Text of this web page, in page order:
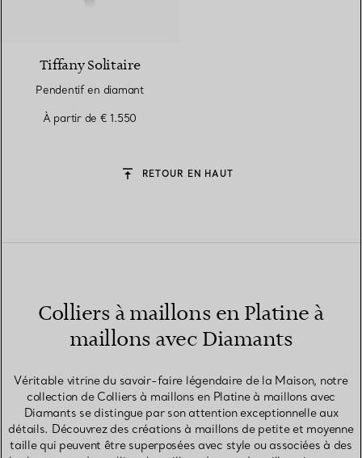
Tiffany Solitaire
Pendentif en diamant
À partir de € 1.550
RETOUR EN HAUT
Colliers à maillons en Platine à
maillons avec Diamants
Véritable vitrine du savoir-faire légendaire de la Maison, notre
collection de Colliers à maillons en Platine à maillons avec
Diamants se distingue par son attention exceptionnelle aux
détails. Découvrez des créations à maillons de petite et moyenne
taille qui peuvent être superposées avec style ou associées à des